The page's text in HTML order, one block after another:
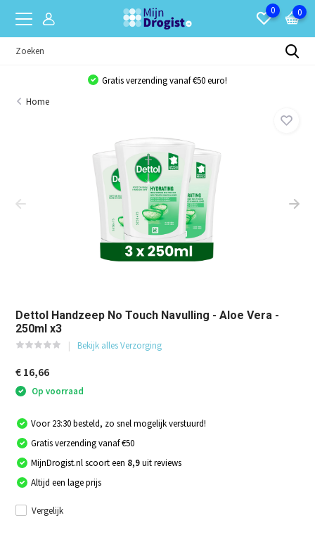
0 0
Gratis verzending vanaf €50 euro!
Home
Dettol Handzeep No Touch Navulling - Aloe Vera -
250ml x3
Bekijk alles Verzorging
€ 16,66
Op voorraad
Voor 23:30 besteld, zo snel mogelijk verstuurd!
Gratis verzending vanaf €50
MijnDrogist.nl scoort een 8,9uit reviews
Altijd een lage prijs
Vergelijk